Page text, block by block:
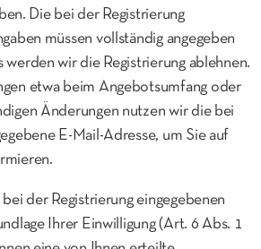
Die bei der Registrierung
müssen vollständig angegeben
wir die Registrierung ablehnen.
etwa beim Angebotsumfang oder
Änderungen nutzen wir die bei
E-Mail-Adresse, um Sie auf
der Registrierung eingegebenen
Ihrer Einwilligung (Art. 6 Abs. 1